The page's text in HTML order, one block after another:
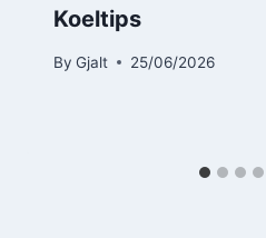
Koeltips
By Gjalt 25/06/2026